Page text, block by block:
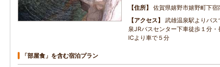
住所
佐賀県嬉野市嬉野町下
アクセス
武雄温泉駅よりバ
泉JRバスセンター下車徒歩１分
ICより車で５分
「部屋食」を含む宿泊プラン